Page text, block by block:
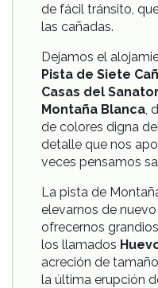
de fácil tránsito,
las cañadas.
Dejamos el
Pista de Siete
Casas del
Montaña Blanca ,
de colores digna
detalle que nos
veces pensamos
La pista de
elevarnos de
ofrecernos
los llamados
acreción de
la última erupción